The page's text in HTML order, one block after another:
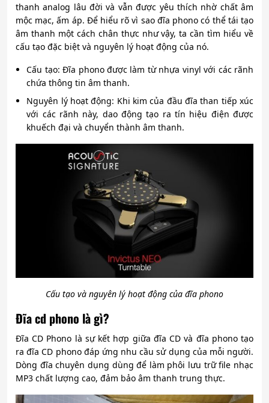
thanh analog lâu đời và vẫn được yêu thích nhờ chất âm
mộc mạc, ấm áp. Để hiểu rõ vì sao đĩa phono có thể tái tạo
âm thanh một cách chân thực như vậy, ta cần tìm hiểu về
cấu tạo đặc biệt và nguyên lý hoạt động của nó.
Cấu tạo: Đĩa phono được làm từ nhựa vinyl với các rãnh
chứa thông tin âm thanh.
Nguyên lý hoạt động: Khi kim của đầu đĩa than tiếp xúc
với các rãnh này, dao động tạo ra tín hiệu điện được
khuếch đại và chuyển thành âm thanh.
Cấu tạo và nguyên lý hoạt động của đĩa phono
Đĩa cd phono là gì?
Đĩa CD Phono là sự kết hợp giữa đĩa CD và đĩa phono tạo
ra đĩa CD phono đáp ứng nhu cầu sử dụng của mỗi người.
Dòng đĩa chuyên dụng dùng để làm phôi lưu trữ file nhạc
MP3 chất lượng cao, đảm bảo âm thanh trung thực.